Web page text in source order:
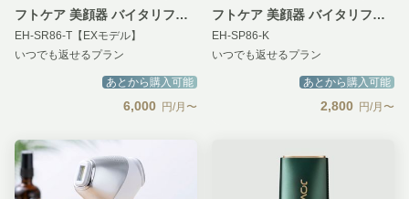
フトケア 美顔器 バイタリフト
RF
EH-SR86-T【EXモデル】
いつでも返せるプラン
あとから購入可能
6,000 円/月〜
フトケア 美顔器 バイタリフト
かっさ
EH-SP86-K
いつでも返せるプラン
あとから購入可能
2,800 円/月〜